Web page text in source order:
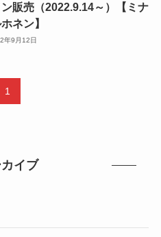
販売（2022.9.14～）【ミナ
ネン】
年9月12日
1
イブ